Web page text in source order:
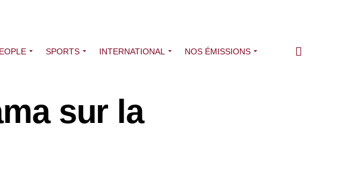
SPORTS INTERNATIONAL NOS ÉMISSIONS
sur la